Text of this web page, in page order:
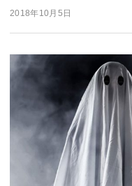
2018年10月5日